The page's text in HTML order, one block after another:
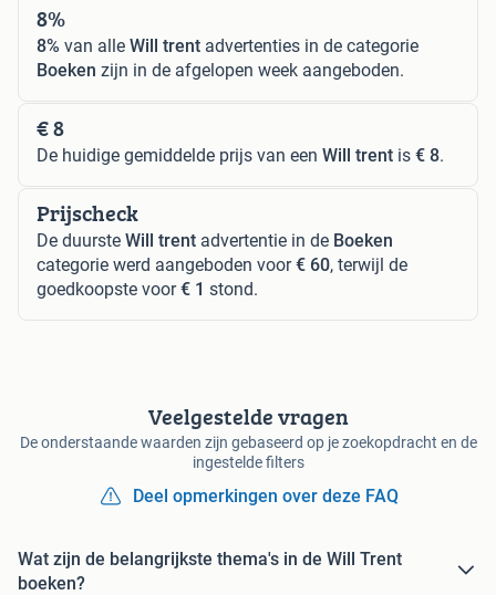
8%
8% van alle Will trent advertenties in de categorie
Boeken zijn in de afgelopen week aangeboden.
€ 8
De huidige gemiddelde prijs van een Will trent is € 8.
Prijscheck
De duurste Will trent advertentie in de Boeken
categorie werd aangeboden voor€ 60, terwijl de
goedkoopste voor€ 1 stond.
Veelgestelde vragen
De onderstaande waarden zijn gebaseerd op je zoekopdracht en de
ingestelde filters
Deel opmerkingen over deze FAQ
Wat zijn de belangrijkste thema's in de Will Trent
boeken?